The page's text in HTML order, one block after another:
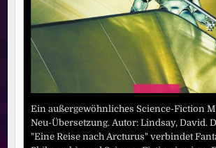
Ein außergewöhnliches Science-Fiction
Neu-Übersetzung. Autor: Lindsay, David.
"Eine Reise nach Arcturus" verbindet